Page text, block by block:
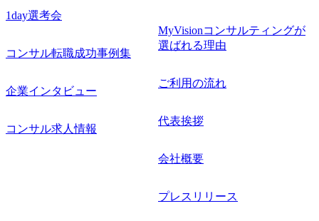
1day選考会
コンサル転職成功事例集
企業インタビュー
コンサル求人情報
MyVisionコンサルティングが
選ばれる理由
ご利用の流れ
代表挨拶
会社概要
プレスリリース